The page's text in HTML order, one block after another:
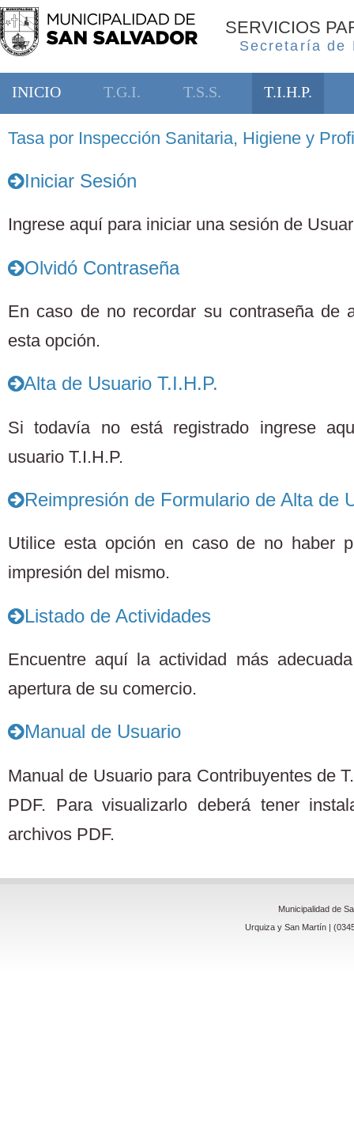
SERVICIOS
Secretaría de
INICIO T.G.I. T.S.S. T.I.H.P.
Tasa por Inspección Sanitaria, Higiene y
Iniciar Sesión
Ingrese aquí para iniciar una sesión de
Olvidó Contraseña
En caso de no recordar su contraseña de
esta opción.
Alta de Usuario T.I.H.P.
Si todavía no está registrado ingrese
usuario T.I.H.P.
Reimpresión de Formulario de Alta de
Utilice esta opción en caso de no haber
impresión del mismo.
Listado de Actividades
Encuentre aquí la actividad más
apertura de su comercio.
Manual de Usuario
Manual de Usuario para Contribuyentes de
PDF. Para visualizarlo deberá tener
archivos PDF.
Municipalidad de
Urquiza y San Martín |